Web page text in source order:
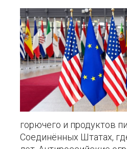
горючего и продуктов
Соединённых Штатах,